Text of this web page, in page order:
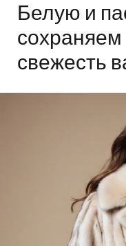
Белую и
свежесть